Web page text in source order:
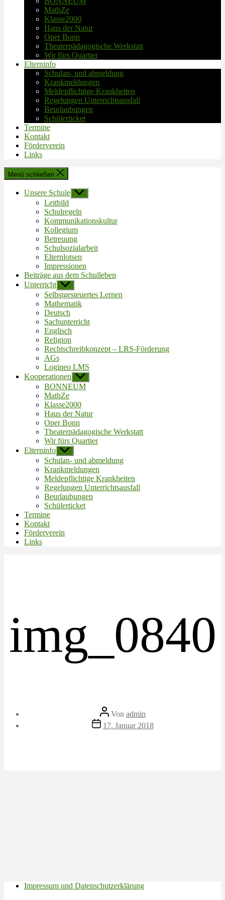
MathZe
Klasse2000
Haus der Natur
Oper Bonn
Theaterpädagogische Werkstatt
Wir fürs Quartier
Elterninfo
Schulan- und abmeldung
Krankmeldungen
Meldepflichtige Krankheiten
Regelungen Unterrichtsausfall
Beurlaubungen
Schülerticket
Termine
Kontakt
Förderverein
Links
Menü schließen
Unsere Schule Untermenü
anzeigen
Leitbild
Schulregeln
Kommunikationskultur
Kollegium
Betreuung
Schulsozialarbeit
Elternlotsen
Impressionen
Beiträge aus dem Schulleben
Unterricht Untermenü
anzeigen
Selbstgesteuertes Lernen
Mathematik
Deutsch
Sachunterricht
Englisch
Religion
Rechtschreibkonzept – LRS-Förderung
AGs
Logineo LMS
Kooperationen Untermenü
anzeigen
BONNEUM
MathZe
Klasse2000
Haus der Natur
Oper Bonn
Theaterpädagogische Werkstatt
Wir fürs Quartier
Elterninfo Untermenü
anzeigen
Schulan- und abmeldung
Krankmeldungen
Meldepflichtige Krankheiten
Regelungen Unterrichtsausfall
Beurlaubungen
Schülerticket
Termine
Kontakt
Förderverein
Links
img_0840
Beitragsautor
Von admin
Veröffentlichungsdatum
17. Januar 2018
Impressum und Datenschutzerklärung